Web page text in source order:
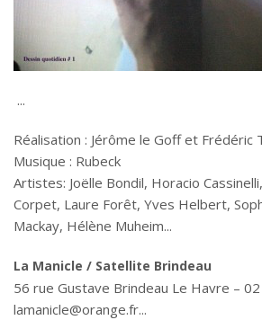
Réalisation : Jérôme le Goff et Frédéric
Musique : Rubeck
Artistes: Joëlle Bondil, Horacio
Corpet, Laure Forêt, Yves Helbert,
Mackay, Hélène Muheim
La Manicle / Satellite Brindeau
56 rue Gustave Brindeau Le Havre –
lamanicle@orange.fr